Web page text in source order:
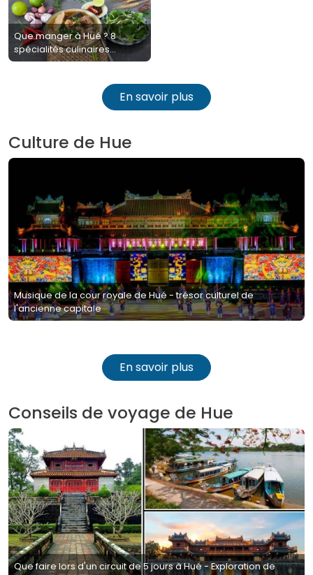
Que manger à Hué ? 8
spécialités culinaires
incontournables
En savoir plus
Culture de Hue
Musique de la cour royale de Hué - trésor culturel de
l'ancienne capitale
En savoir plus
Conseils de voyage de Hue
Que faire lors d'un circuit de 5 jours à Hué - Exploration de